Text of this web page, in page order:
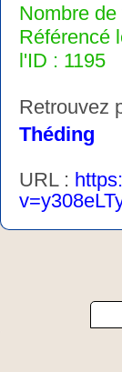
Nombre
Référencé
l'ID : 1195
Retrouvez
Théding
URL :